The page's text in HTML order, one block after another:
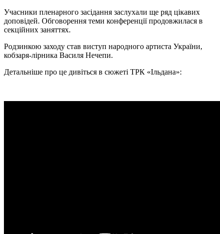
Учасники пленарного засідання заслухали ще ряд цікавих
доповідей. Обговорення теми конференції продовжилася в
секційних заняттях.
Родзинкою заходу став виступ народного артиста України,
кобзаря-лірника Василя Нечепи.
Детальніше про це дивіться в сюжеті ТРК «Ільдана»: